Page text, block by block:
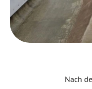
Nach